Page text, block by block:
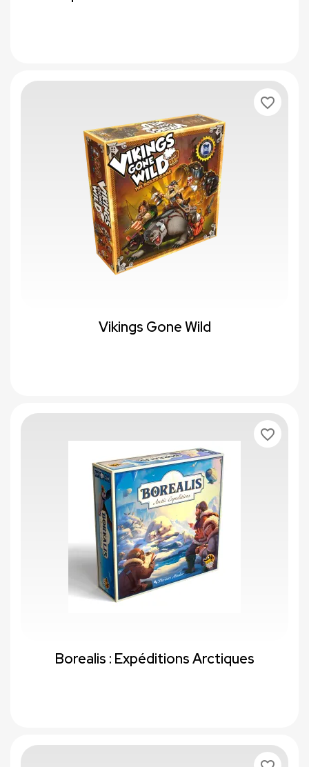
Vikings Gone Wild
favorite_border
Borealis : Expéditions Arctiques
favorite_border